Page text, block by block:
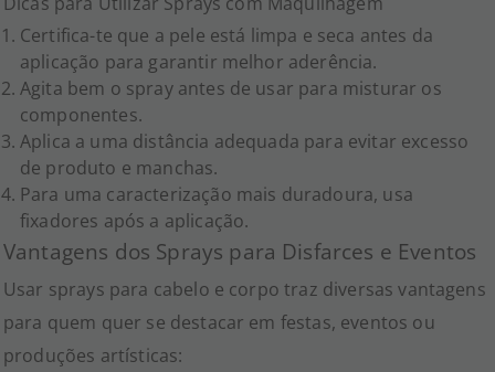
Certifica-te que a pele está limpa e seca antes da
aplicação para garantir melhor aderência.
Agita bem o spray antes de usar para misturar os
componentes.
Aplica a uma distância adequada para evitar excesso
de produto e manchas.
Para uma caracterização mais duradoura, usa
fixadores após a aplicação.
Vantagens dos Sprays para Disfarces e Eventos
Usar sprays para cabelo e corpo traz diversas vantagens
para quem quer se destacar em festas, eventos ou
produções artísticas: